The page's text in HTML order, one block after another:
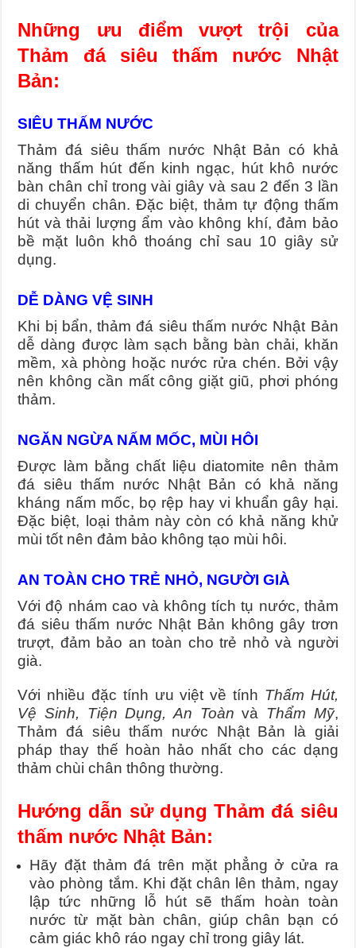
Những ưu điểm vượt trội của
Thảm đá siêu thấm nước Nhật
Bản:
SIÊU THẤM NƯỚC
Thảm đá siêu thấm nước Nhật Bản có khả
năng thấm hút đến kinh ngạc, hút khô nước
bàn chân chỉ trong vài giây và sau 2 đến 3 lần
di chuyển chân. Đặc biệt, thảm tự động thấm
hút và thải lượng ẩm vào không khí, đảm bảo
bề mặt luôn khô thoáng chỉ sau 10 giây sử
dụng.
DỄ DÀNG VỆ SINH
Khi bị bẩn, thảm đá siêu thấm nước Nhật Bản
dễ dàng được làm sạch bằng bàn chải, khăn
mềm, xà phòng hoặc nước rửa chén. Bởi vậy
nên không cần mất công giặt giũ, phơi phóng
thảm.
NGĂN NGỪA NẤM MỐC, MÙI HÔI
Được làm bằng chất liệu diatomite nên thảm
đá siêu thấm nước Nhật Bản có khả năng
kháng nấm mốc, bọ rệp hay vi khuẩn gây hại.
Đặc biệt, loại thảm này còn có khả năng khử
mùi tốt nên đảm bảo không tạo mùi hôi.
AN TOÀN CHO TRẺ NHỎ, NGƯỜI GIÀ
Với độ nhám cao và không tích tụ nước, thảm
đá siêu thấm nước Nhật Bản không gây trơn
trượt, đảm bảo an toàn cho trẻ nhỏ và người
già.
Với nhiều đặc tính ưu việt về tính Thấm Hút,
Vệ Sinh, Tiện Dụng, An Toànvà Thẩm Mỹ,
Thảm đá siêu thấm nước Nhật Bản là giải
pháp thay thế hoàn hảo nhất cho các dạng
thảm chùi chân thông thường.
Hướng dẫn sử dụng Thảm đá siêu
thấm nước Nhật Bản:
Hãy đặt thảm đá trên mặt phẳng ở cửa ra
vào phòng tắm. Khi đặt chân lên thảm, ngay
lập tức những lỗ hút sẽ thấm hoàn toàn
nước từ mặt bàn chân, giúp chân bạn có
cảm giác khô ráo ngay chỉ trong giây lát.